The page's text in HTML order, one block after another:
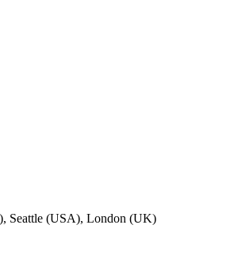
Seattle (USA), London (UK)